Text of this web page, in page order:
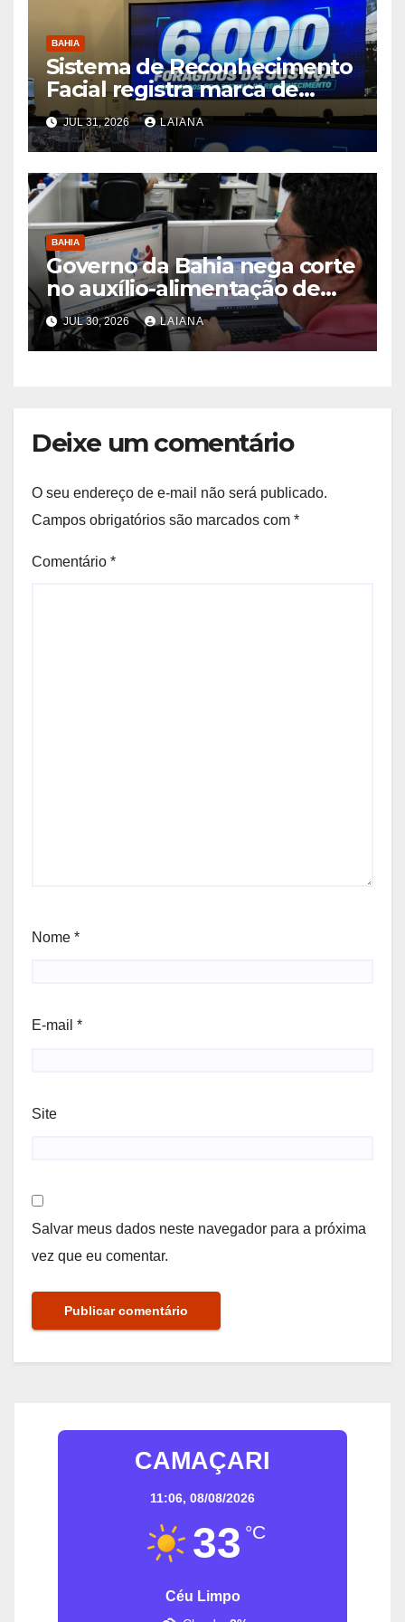
BAHIA
Sistema de Reconhecimento
Facial registra marca de
6.000 foragidos capturados
na Bahia, diz SSP
JUL 31, 2026 LAIANA
BAHIA
Governo da Bahia nega corte
no auxílio-alimentação de
servidores Reda
JUL 30, 2026 LAIANA
Deixe um comentário
O seu endereço de e-mail não será publicado.
Campos obrigatórios são marcados com *
Comentário *
Nome *
E-mail *
Site
Salvar meus dados neste navegador para a próxima
vez que eu comentar.
CAMAÇARI
11:06, 08/08/2026
33 °C
Céu Limpo